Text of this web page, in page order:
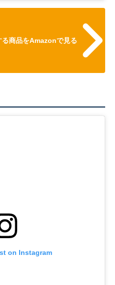
る商品をAmazonで見る
on Instagram